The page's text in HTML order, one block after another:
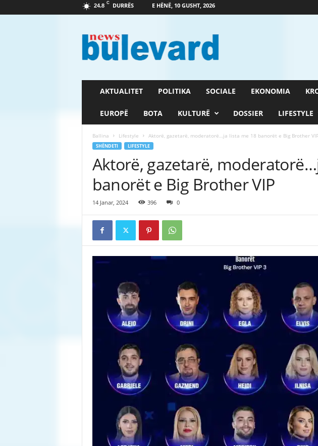
24.8 C DURRËS E HËNË, 10 GUSHT, 2026
a
AKTUALITET POLITIKA SOCIALE EKONOMIA
EUROPË BOTA KULTURË DOSSIER LIFESTYLE
Ballina Lifestyle Aktorë, gazetarë, moderatorë…ja lista me 18 banorët e Big Brother
SHËNDETI LIFESTYLE
Aktorë, gazetarë,
banorët e Big Brother VIP
14 Janar, 2024 396 0